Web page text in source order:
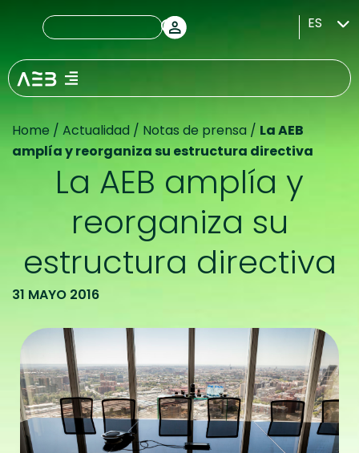
ES
Home / Actualidad / Notas de prensa / La AEB
amplía y reorganiza su estructura directiva
La AEB amplía y
reorganiza su
estructura directiva
31 MAYO 2016